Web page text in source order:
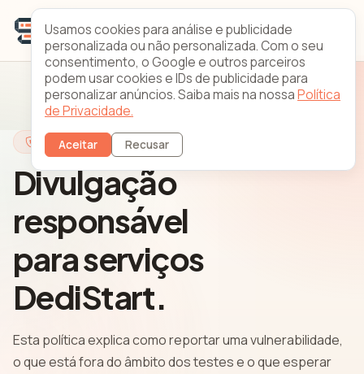
Bug Bounty
Divulgação
responsável
para serviços
DediStart.
Esta política explica como reportar uma vulnerabilidade,
o que está fora do âmbito dos testes e o que esperar
Usamos cookies para análise e publicidade
personalizada ou não personalizada. Com o seu
consentimento, o Google e outros parceiros
podem usar cookies e IDs de publicidade para
personalizar anúncios. Saiba mais na nossaPolítica
de Privacidade.
Aceitar Recusar